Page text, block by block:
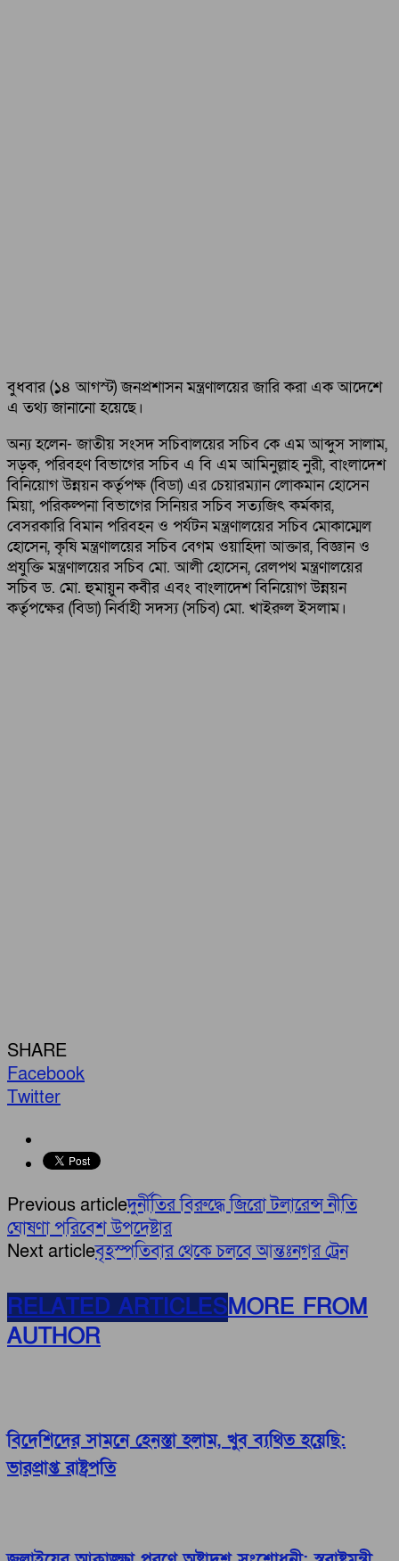
বুধবার (১৪ আগস্ট) জনপ্রশাসন মন্ত্রণালয়ের জারি করা এক আদেশে
এ তথ্য জানানো হয়েছে।
অন্য হলেন- জাতীয় সংসদ সচিবালয়ের সচিব কে এম আব্দুস সালাম,
সড়ক, পরিবহণ বিভাগের সচিব এ বি এম আমিনুল্লাহ নুরী, বাংলাদেশ
বিনিয়োগ উন্নয়ন কর্তৃপক্ষ (বিডা) এর চেয়ারম্যান লোকমান হোসেন
মিয়া, পরিকল্পনা বিভাগের সিনিয়র সচিব সত্যজিৎ কর্মকার,
বেসরকারি বিমান পরিবহন ও পর্যটন মন্ত্রণালয়ের সচিব মোকাম্মেল
হোসেন, কৃষি মন্ত্রণালয়ের সচিব বেগম ওয়াহিদা আক্তার, বিজ্ঞান ও
প্রযুক্তি মন্ত্রণালয়ের সচিব মো. আলী হোসেন, রেলপথ মন্ত্রণালয়ের
সচিব ড. মো. হুমায়ুন কবীর এবং বাংলাদেশ বিনিয়োগ উন্নয়ন
কর্তৃপক্ষের (বিডা) নির্বাহী সদস্য (সচিব) মো. খাইরুল ইসলাম।
SHARE
Facebook
Twitter
Previous articleদুর্নীতির বিরুদ্ধে জিরো টলারেন্স নীতি
ঘোষণা পরিবেশ উপদেষ্টার
Next articleবৃহস্পতিবার থেকে চলবে আন্তঃনগর ট্রেন
RELATED ARTICLESMORE FROM
AUTHOR
বিদেশিদের সামনে হেনস্তা হলাম, খুব ব্যথিত হয়েছি:
ভারপ্রাপ্ত রাষ্ট্রপতি